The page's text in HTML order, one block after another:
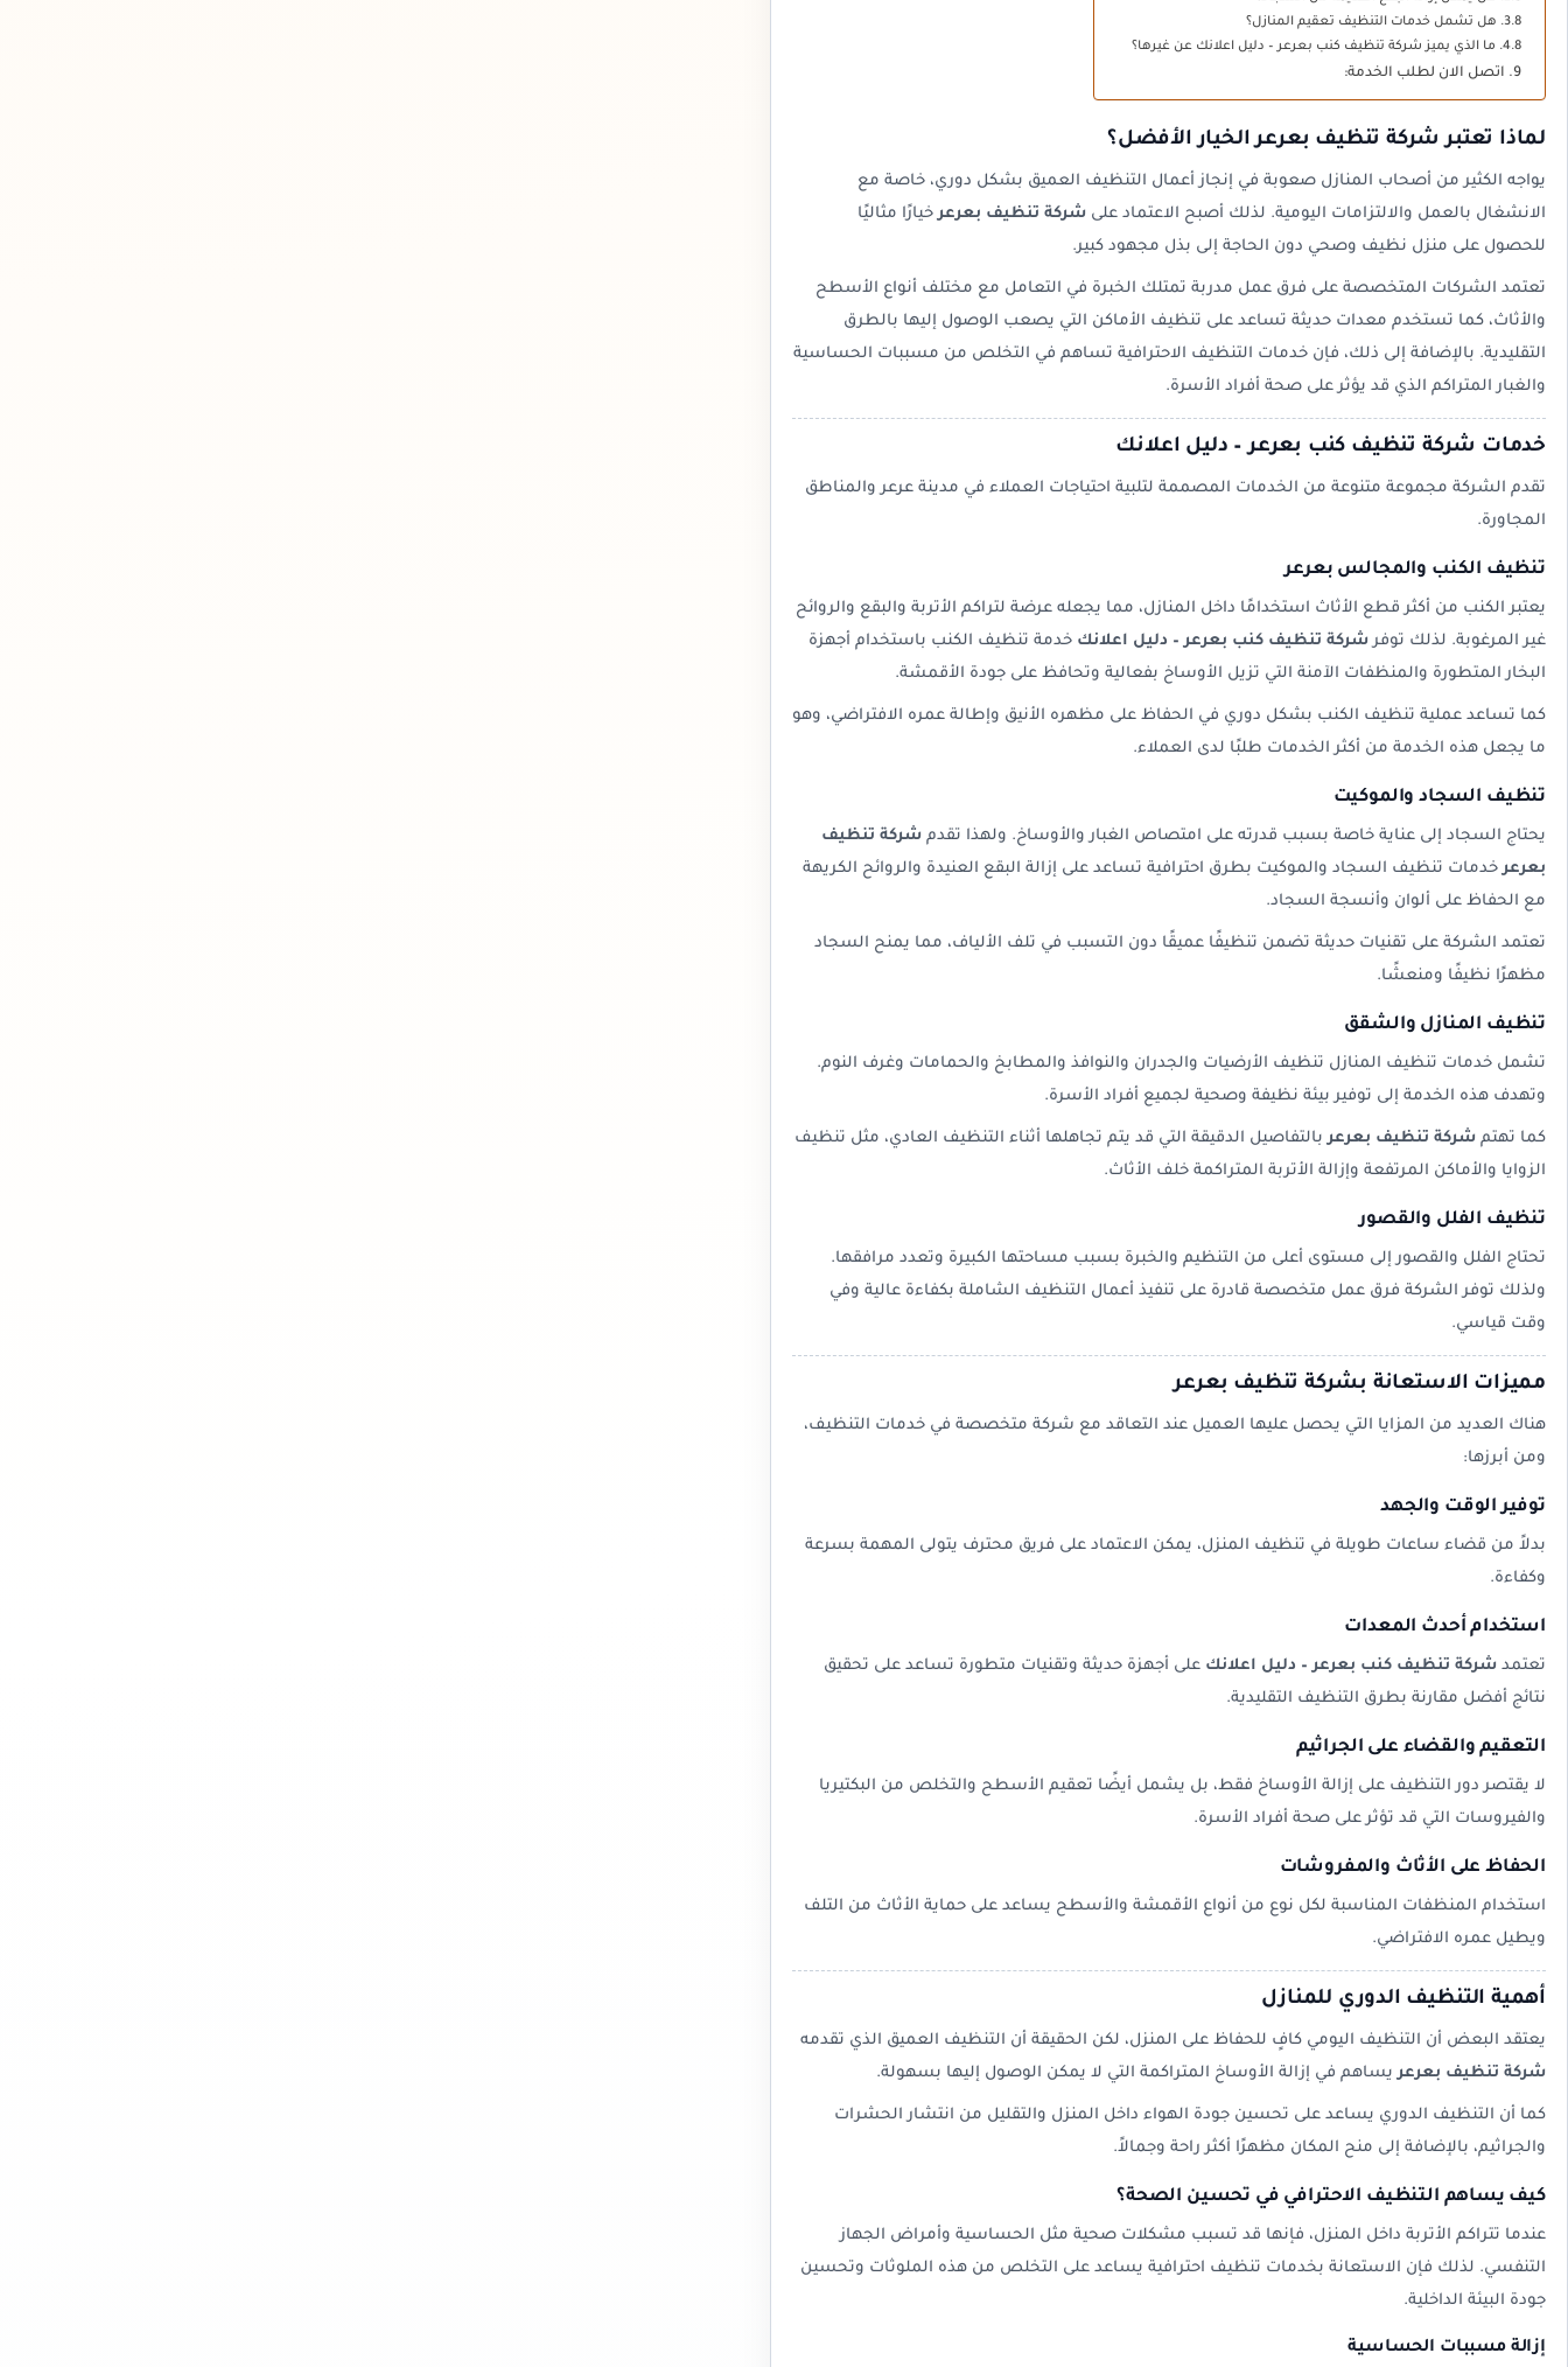
هل تشمل خدمات التنظيف تعقيم المنازل؟
ما الذي يميز شركة تنظيف كنب بعرعر – دليل اعلانك عن غيرها؟
اتصل الان لطلب الخدمة:
لماذا تعتبر شركة تنظيف بعرعر الخيار الأفضل؟
يواجه الكثير من أصحاب المنازل صعوبة في إنجاز أعمال التنظيف العميق بشكل دوري، خاصة مع
الانشغال بالعمل والالتزامات اليومية. لذلك أصبح الاعتماد على شركة تنظيف بعرعرخيارًا مثاليًا
للحصول على منزل نظيف وصحي دون الحاجة إلى بذل مجهود كبير.
تعتمد الشركات المتخصصة على فرق عمل مدربة تمتلك الخبرة في التعامل مع مختلف أنواع الأسطح
والأثاث، كما تستخدم معدات حديثة تساعد على تنظيف الأماكن التي يصعب الوصول إليها بالطرق
التقليدية. بالإضافة إلى ذلك، فإن خدمات التنظيف الاحترافية تساهم في التخلص من مسببات الحساسية
والغبار المتراكم الذي قد يؤثر على صحة أفراد الأسرة.
خدمات شركة تنظيف كنب بعرعر – دليل اعلانك
تقدم الشركة مجموعة متنوعة من الخدمات المصممة لتلبية احتياجات العملاء في مدينة عرعر والمناطق
المجاورة.
تنظيف الكنب والمجالس بعرعر
يعتبر الكنب من أكثر قطع الأثاث استخدامًا داخل المنازل، مما يجعله عرضة لتراكم الأتربة والبقع والروائح
غير المرغوبة. لذلك توفر شركة تنظيف كنب بعرعر – دليل اعلانك خدمة تنظيف الكنب باستخدام أجهزة
البخار المتطورة والمنظفات الآمنة التي تزيل الأوساخ بفعالية وتحافظ على جودة الأقمشة.
كما تساعد عملية تنظيف الكنب بشكل دوري في الحفاظ على مظهره الأنيق وإطالة عمره الافتراضي، وهو
ما يجعل هذه الخدمة من أكثر الخدمات طلبًا لدى العملاء.
تنظيف السجاد والموكيت
يحتاج السجاد إلى عناية خاصة بسبب قدرته على امتصاص الغبار والأوساخ. ولهذا تقدم شركة تنظيف
بعرعرخدمات تنظيف السجاد والموكيت بطرق احترافية تساعد على إزالة البقع العنيدة والروائح الكريهة
مع الحفاظ على ألوان وأنسجة السجاد.
تعتمد الشركة على تقنيات حديثة تضمن تنظيفًا عميقًا دون التسبب في تلف الألياف، مما يمنح السجاد
مظهرًا نظيفًا ومنعشًا.
تنظيف المنازل والشقق
تشمل خدمات تنظيف المنازل تنظيف الأرضيات والجدران والنوافذ والمطابخ والحمامات وغرف النوم.
وتهدف هذه الخدمة إلى توفير بيئة نظيفة وصحية لجميع أفراد الأسرة.
كما تهتم شركة تنظيف بعرعربالتفاصيل الدقيقة التي قد يتم تجاهلها أثناء التنظيف العادي، مثل تنظيف
الزوايا والأماكن المرتفعة وإزالة الأتربة المتراكمة خلف الأثاث.
تنظيف الفلل والقصور
تحتاج الفلل والقصور إلى مستوى أعلى من التنظيم والخبرة بسبب مساحتها الكبيرة وتعدد مرافقها.
ولذلك توفر الشركة فرق عمل متخصصة قادرة على تنفيذ أعمال التنظيف الشاملة بكفاءة عالية وفي
وقت قياسي.
مميزات الاستعانة بشركة تنظيف بعرعر
هناك العديد من المزايا التي يحصل عليها العميل عند التعاقد مع شركة متخصصة في خدمات التنظيف،
ومن أبرزها:
توفير الوقت والجهد
بدلاً من قضاء ساعات طويلة في تنظيف المنزل، يمكن الاعتماد على فريق محترف يتولى المهمة بسرعة
وكفاءة.
استخدام أحدث المعدات
تعتمد شركة تنظيف كنب بعرعر – دليل اعلانك على أجهزة حديثة وتقنيات متطورة تساعد على تحقيق
نتائج أفضل مقارنة بطرق التنظيف التقليدية.
التعقيم والقضاء على الجراثيم
لا يقتصر دور التنظيف على إزالة الأوساخ فقط، بل يشمل أيضًا تعقيم الأسطح والتخلص من البكتيريا
والفيروسات التي قد تؤثر على صحة أفراد الأسرة.
الحفاظ على الأثاث والمفروشات
استخدام المنظفات المناسبة لكل نوع من أنواع الأقمشة والأسطح يساعد على حماية الأثاث من التلف
ويطيل عمره الافتراضي.
أهمية التنظيف الدوري للمنازل
يعتقد البعض أن التنظيف اليومي كافٍ للحفاظ على المنزل، لكن الحقيقة أن التنظيف العميق الذي تقدمه
شركة تنظيف بعرعريساهم في إزالة الأوساخ المتراكمة التي لا يمكن الوصول إليها بسهولة.
كما أن التنظيف الدوري يساعد على تحسين جودة الهواء داخل المنزل والتقليل من انتشار الحشرات
والجراثيم، بالإضافة إلى منح المكان مظهرًا أكثر راحة وجمالاً.
كيف يساهم التنظيف الاحترافي في تحسين الصحة؟
عندما تتراكم الأتربة داخل المنزل، فإنها قد تسبب مشكلات صحية مثل الحساسية وأمراض الجهاز
التنفسي. لذلك فإن الاستعانة بخدمات تنظيف احترافية يساعد على التخلص من هذه الملوثات وتحسين
جودة البيئة الداخلية.
إزالة مسببات الحساسية